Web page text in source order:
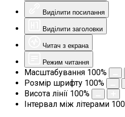
Виділити посилання
Виділити заголовки
Читач з екрана
Режим читання
Масштабування 100%
Розмір шрифту 100%
Висота лінії 100%
Інтервал між літерами 100